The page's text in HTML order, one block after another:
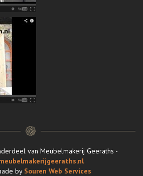
van Meubelmakerij Geeraths -
by Souren Web Services